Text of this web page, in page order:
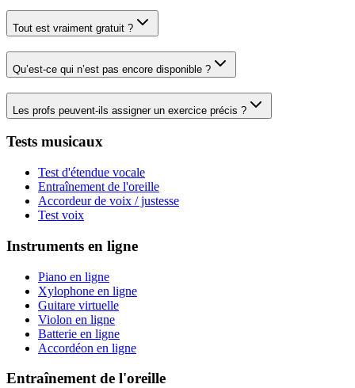
Tout est vraiment gratuit ?
Qu’est-ce qui n’est pas encore disponible ?
Les profs peuvent-ils assigner un exercice précis ?
Tests musicaux
Test d'étendue vocale
Entraînement de l'oreille
Accordeur de voix / justesse
Test voix
Instruments en ligne
Piano en ligne
Xylophone en ligne
Guitare virtuelle
Violon en ligne
Batterie en ligne
Accordéon en ligne
Entraînement de l'oreille